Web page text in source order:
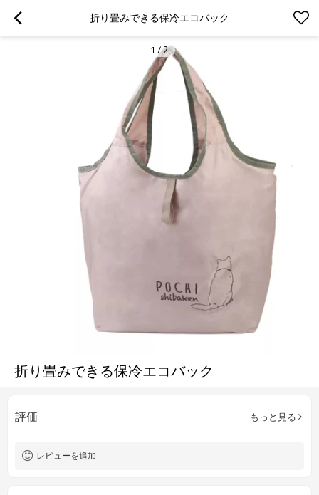
折り畳みできる保冷エコバック
1 /2
折り畳みできる保冷エコバック
評価 もっと見る
レビューを追加